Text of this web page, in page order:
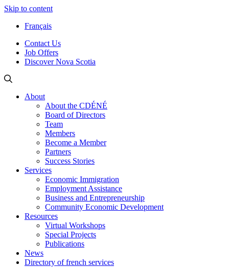
Skip to content
Français
Contact Us
Job Offers
Discover Nova Scotia
About
About the CDÉNÉ
Board of Directors
Team
Members
Become a Member
Partners
Success Stories
Services
Economic Immigration
Employment Assistance
Business and Entrepreneurship
Community Economic Development
Resources
Virtual Workshops
Special Projects
Publications
News
Directory of french services